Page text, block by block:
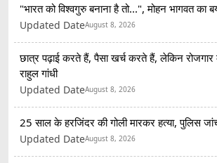
"भारत को विश्वगुरु बनाना है तो...", मोहन भागवत का
Updated DateAugust 8, 2026
छात्र पढ़ाई करते हैं, पैसा खर्च करते हैं, लेकिन रोजगार
राहुल गांधी
Updated DateAugust 8, 2026
25 साल के हरजिंदर की गोली मारकर हत्या, पुलिस
Updated DateAugust 8, 2026